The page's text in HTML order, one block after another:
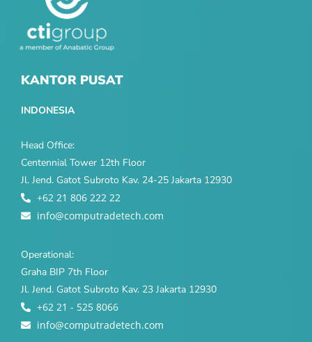
KANTOR PUSAT
INDONESIA
Head Office:
Centennial Tower 12th Floor
Jl. Jend. Gatot Subroto Kav. 24-25 Jakarta 12930
+62 21 806 222 22
info@computradetech.com
Operational:
Graha BIP 7th Floor
Jl. Jend. Gatot Subroto Kav. 23 Jakarta 12930
+62 21 - 525 8066
info@computradetech.com